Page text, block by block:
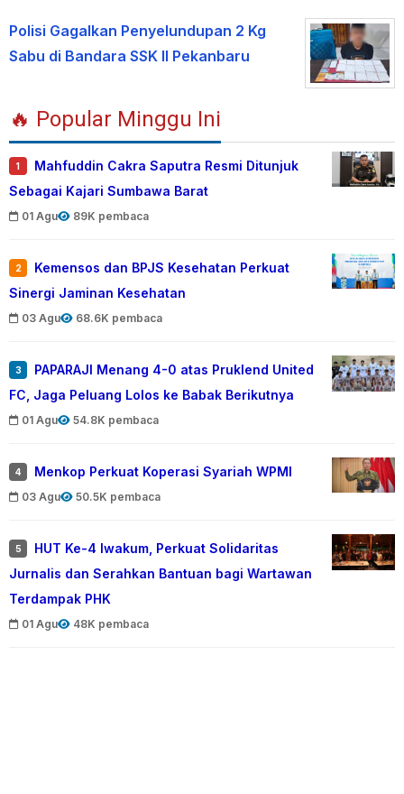
Polisi Gagalkan Penyelundupan 2 Kg
Sabu di Bandara SSK II Pekanbaru
🔥 Popular Minggu Ini
1
Mahfuddin Cakra Saputra Resmi Ditunjuk
Sebagai Kajari Sumbawa Barat
01 Agu 89K pembaca
2
Kemensos dan BPJS Kesehatan Perkuat
Sinergi Jaminan Kesehatan
03 Agu 68.6K pembaca
3
PAPARAJI Menang 4-0 atas Pruklend United
FC, Jaga Peluang Lolos ke Babak Berikutnya
01 Agu 54.8K pembaca
4 Menkop Perkuat Koperasi Syariah WPMI
03 Agu 50.5K pembaca
5
HUT Ke-4 Iwakum, Perkuat Solidaritas
Jurnalis dan Serahkan Bantuan bagi Wartawan
Terdampak PHK
01 Agu 48K pembaca